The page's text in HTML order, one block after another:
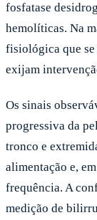
fosfatase
hemolíticas. Na
fisiológica que se
exijam
Os sinais
progressiva da
tronco e
alimentação e,
frequência. A
medição de